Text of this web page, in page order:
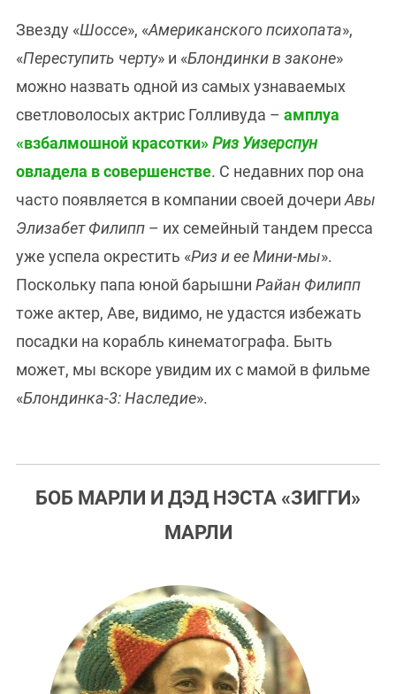
Звезду «Шоссе», «Американского психопата»,
«Переступить черту» и «Блондинки в законе»
можно назвать одной из самых узнаваемых
светловолосых актрис Голливуда – амплуа
«взбалмошной красотки»Риз Уизерспун
овладела в совершенстве. С недавних пор она
часто появляется в компании своей дочери Авы
Элизабет Филипп – их семейный тандем пресса
уже успела окрестить «Риз и ее Мини-мы».
Поскольку папа юной барышни Райан Филипп
тоже актер, Аве, видимо, не удастся избежать
посадки на корабль кинематографа. Быть
может, мы вскоре увидим их с мамой в фильме
«Блондинка-3: Наследие».
БОБ МАРЛИ И ДЭД НЭСТА «ЗИГГИ»
МАРЛИ